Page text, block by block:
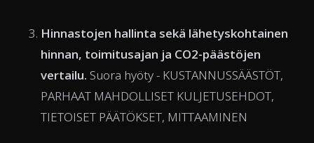
Hinnastojen hallinta sekä lähetyskohtainen
hinnan, toimitusajan ja CO2-päästöjen
vertailu. Suora hyöty - KUSTANNUSSÄÄSTÖT,
PARHAAT MAHDOLLISET KULJETUSEHDOT,
TIETOISET PÄÄTÖKSET, MITTAAMINEN